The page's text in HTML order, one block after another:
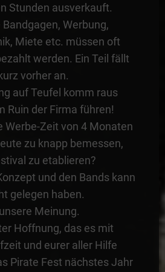
Stunden ausverkauft.
Werbung,
Miete etc. müssen oft
werden. Ein Teil fällt
vorher an.
auf Teufel komm raus
Ruin der Firma führen!
Werbe-Zeit von 4 Monaten
zu knapp bemessen,
zu etablieren?
und den Bands kann
gelegen haben.
Meinung.
Hoffnung, das es mit
und eurer aller Hilfe
Pirate Fest nächstes Jahr